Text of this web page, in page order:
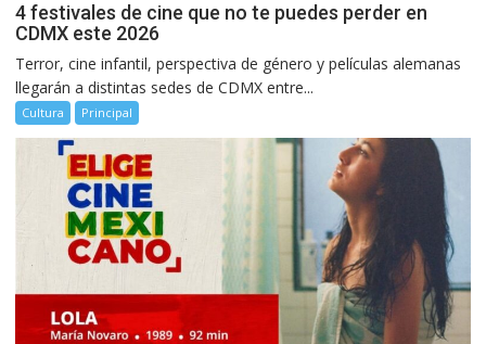
4 festivales de cine que no te puedes perder en
CDMX este 2026
Terror, cine infantil, perspectiva de género y películas alemanas
llegarán a distintas sedes de CDMX entre...
Cultura Principal